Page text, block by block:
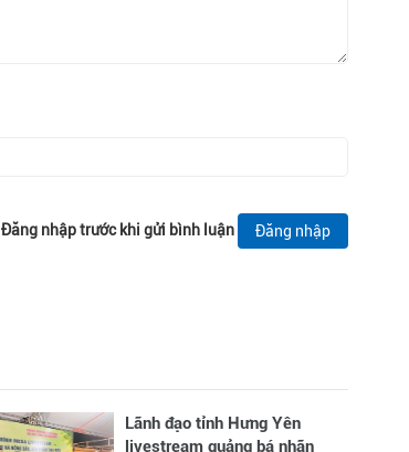
Đăng nhập trước khi gửi bình luận Đăng nhập
Lãnh đạo tỉnh Hưng Yên
livestream quảng bá nhãn